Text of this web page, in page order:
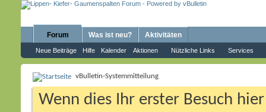
Forum
Neue Beiträge Hilfe Kalender Aktionen Nützliche Links Services
Was ist neu? Aktivitäten
vBulletin-Systemmitteilung
Wenn dies Ihr erster Besuch